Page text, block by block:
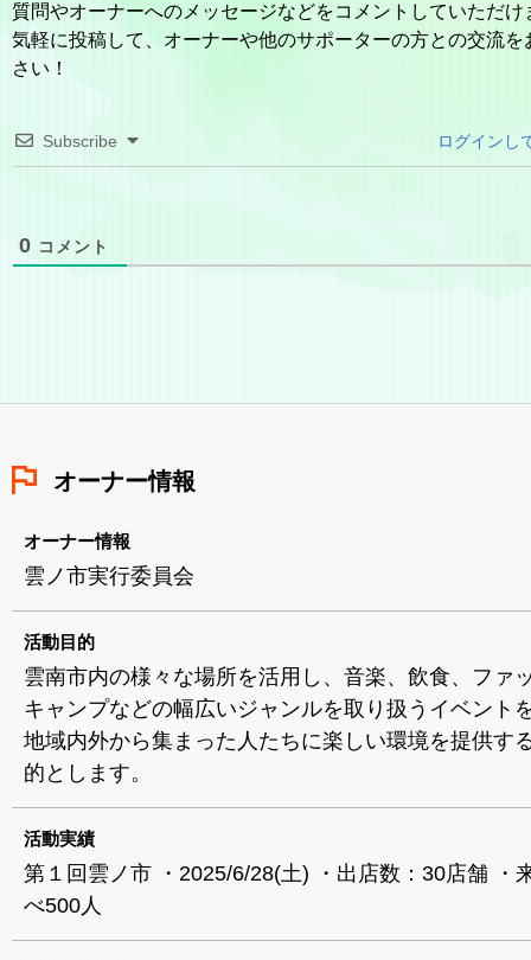
質問やオーナーへのメッセージなどをコメントしていただけ
気軽に投稿して、オーナーや他のサポーターの方との交流を
さい！
Subscribe ログインし
0 コメント
オーナー情報
オーナー情報
雲ノ市実行委員会
活動目的
雲南市内の様々な場所を活用し、音楽、飲食、ファ
キャンプなどの幅広いジャンルを取り扱うイベント
地域内外から集まった人たちに楽しい環境を提供す
的とします。
活動実績
第１回雲ノ市 ・2025/6/28(土) ・出店数：30店舗 ・
べ500人